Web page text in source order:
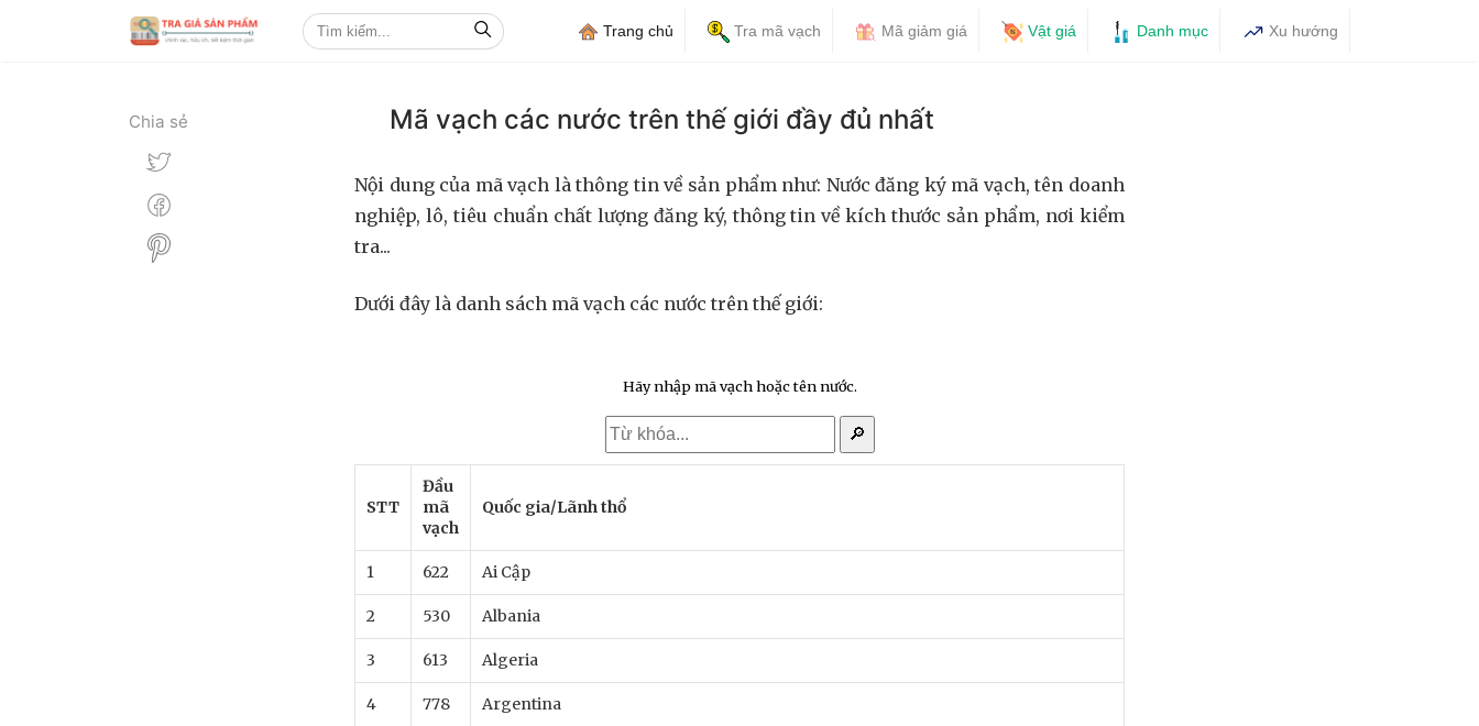
Trang chủ Tra mã vạch Mã giảm giá Vật giá Danh mục Xu hướng
Chia sẻ Mã vạch các nước trên thế giới đầy đủ nhất
Nội dung của mã vạch là thông tin về sản phẩm như: Nước đăng ký mã vạch, tên doanh
nghiệp, lô, tiêu chuẩn chất lượng đăng ký, thông tin về kích thước sản phẩm, nơi kiểm
tra...
Dưới đây là danh sách mã vạch các nước trên thế giới:
Hãy nhập mã vạch hoặc tên nước.
🔎
STT
Đầu
mã
vạch
Quốc gia/Lãnh thổ
1 622 Ai Cập
2 530 Albania
3 613 Algeria
4 778 Argentina